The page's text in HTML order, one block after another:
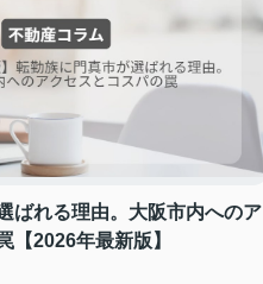
ばれる理由。大阪市内へのア
【2026年最新版】